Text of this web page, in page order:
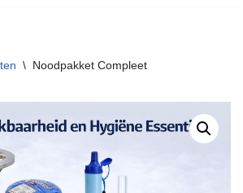
\ Noodpakket Compleet